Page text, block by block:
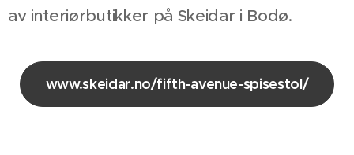
av interiørbutikker på Skeidar i Bodø.
www.skeidar.no/fifth-avenue-spisestol/